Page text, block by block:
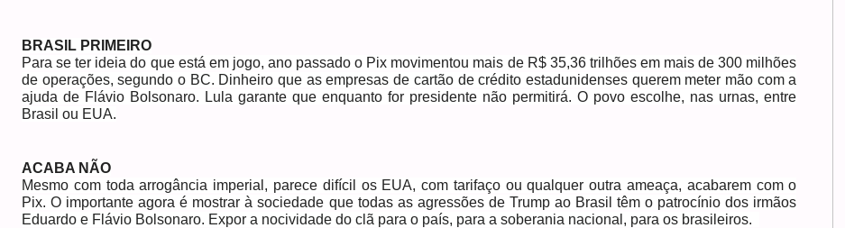
BRASIL PRIMEIRO
Para se ter ideia do que está em jogo, ano passado o Pix movimentou mais de R$ 35,36 trilhões em mais de 300 milhões
de operações, segundo o BC. Dinheiro que as empresas de cartão de crédito estadunidenses querem meter mão com a
ajuda de Flávio Bolsonaro. Lula garante que enquanto for presidente não permitirá. O povo escolhe, nas urnas, entre
Brasil ou EUA.
ACABA NÃO
Mesmo com toda arrogância imperial, parece difícil os EUA, com tarifaço ou qualquer outra ameaça, acabarem com o
Pix. O importante agora é mostrar à sociedade que todas as agressões de Trump ao Brasil têm o patrocínio dos irmãos
Eduardo e Flávio Bolsonaro. Expor a nocividade do clã para o país, para a soberania nacional, para os brasileiros.